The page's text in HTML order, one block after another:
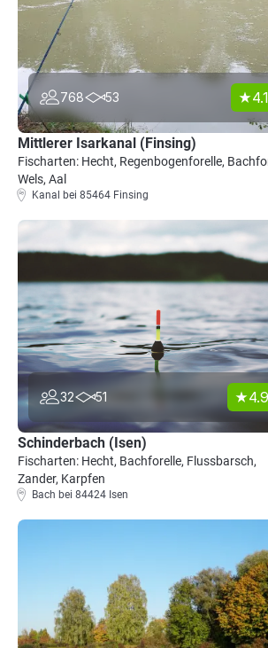
768 53 4.1
Mittlerer Isarkanal (Finsing)
Fischarten: Hecht, Regenbogenforelle,
Wels, Aal
Kanal bei 85464 Finsing
32 51 4.9
Schinderbach (Isen)
Fischarten: Hecht, Bachforelle, Flussbarsch,
Zander, Karpfen
Bach bei 84424 Isen